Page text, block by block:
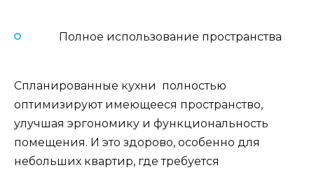
Полное использование пространства
Спланированные кухни полностью
оптимизируют имеющееся пространство,
улучшая эргономику и функциональность
помещения. И это здорово, особенно для
небольших квартир, где требуется